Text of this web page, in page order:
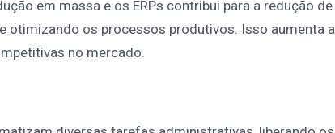
em massa e os ERPs contribui para a redução de
otimizando os processos produtivos. Isso aumenta a
no mercado.